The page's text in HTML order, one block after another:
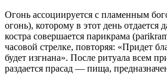
Огонь ассоциируется с пламенным
огонь), которому в этот день отдается
костра совершается парикрама
часовой стрелке, повторяя: «Придет
будет изгнана». После ритуала всем
раздается прасад — пища,